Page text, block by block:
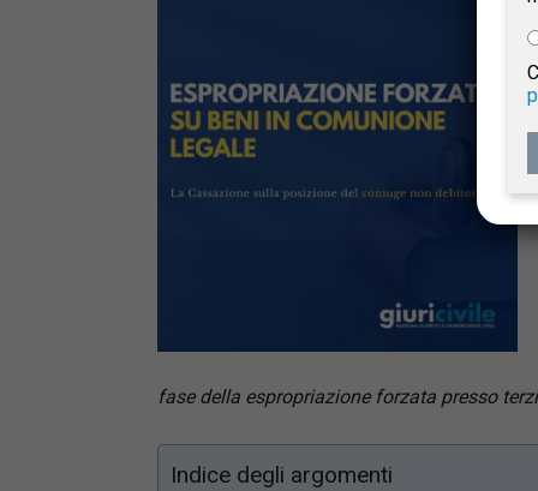
fase della espropriazione forzata presso
Indice degli argomenti